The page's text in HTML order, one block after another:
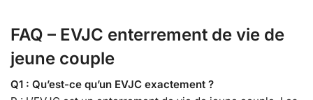
FAQ – EVJC enterrement de vie de
jeune couple
Q1 : Qu’est-ce qu’un EVJC exactement ?